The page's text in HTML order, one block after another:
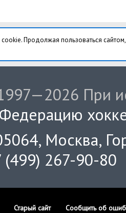
Продолжая пользоваться
При
Федерацию
Москва,
(499) 267-90-80
Старый сайт Сообщить об